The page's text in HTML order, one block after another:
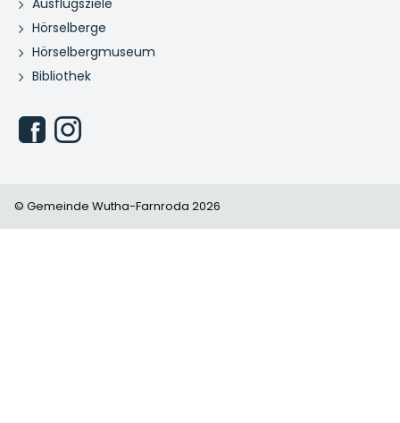
Hörselberge
Hörselbergmuseum
Bibliothek
© Gemeinde Wutha-Farnroda 2026